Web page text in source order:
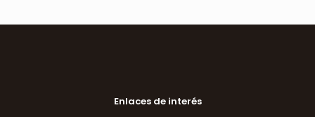
Enlaces de interés